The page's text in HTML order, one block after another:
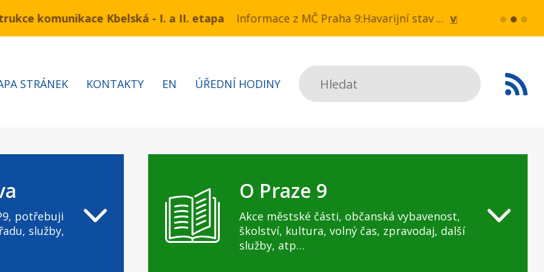
3.7 – 7.8.2026 bude probíhat obnova kabelů VN a NN v ul. Drahobejlova,
komunikace Kbelská - I. a II. etapa Informace z MČ Praha 9:Havarijní stav ulice Kbelská (úsek
více... HAVARIJNÍ
Hledat
STRÁNEK KONTAKTY EN ÚŘEDNÍ HODINY
potřebuji
služby,
O Praze 9
Akce městské části, občanská vybavenost,
školství, kultura, volný čas, zpravodaj, další
služby, atp…